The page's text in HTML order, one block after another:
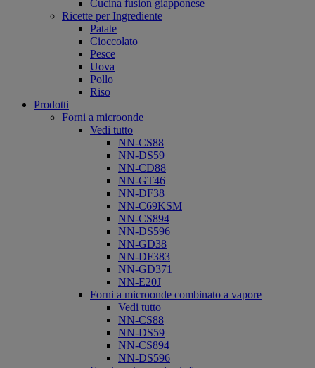
Cucina fusion giapponese
Ricette per Ingrediente
Patate
Cioccolato
Pesce
Uova
Pollo
Riso
Prodotti
Forni a microonde
Vedi tutto
NN-CS88
NN-DS59
NN-CD88
NN-GT46
NN-DF38
NN-C69KSM
NN-CS894
NN-DS596
NN-GD38
NN-DF383
NN-GD371
NN-E20J
Forni a microonde combinato a vapore
Vedi tutto
NN-CS88
NN-DS59
NN-CS894
NN-DS596